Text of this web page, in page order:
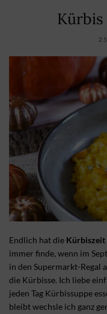
Endlich hat die Kürbiszeit
immer finde, wenn im
in den Supermarkt-Regal
die Kürbisse. Ich liebe
jeden Tag Kürbissuppe
bleibt wechsle ich ganz